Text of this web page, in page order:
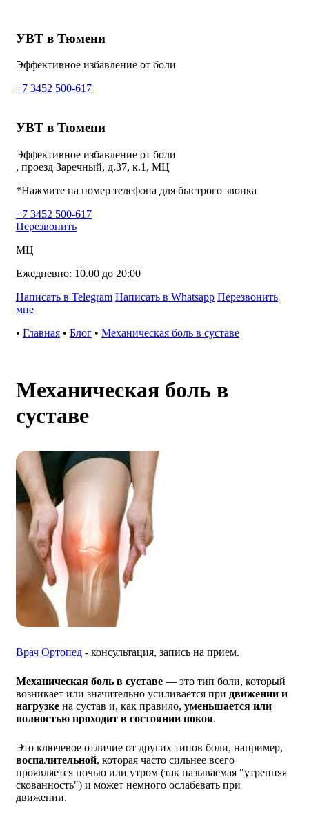
УВТ в Тюмени
Эффективное избавление от боли
+7 3452 500-617
УВТ в Тюмени
Эффективное избавление от боли
, проезд Заречный, д.37, к.1, МЦ
*Нажмите на номер телефона для быстрого звонка
+7 3452 500-617
Перезвонить
МЦ
Ежедневно: 10.00 до 20:00
Написать в Telegram Написать в Whatsapp Перезвонить
мне
• Главная • Блог • Механическая боль в суставе
Механическая боль в
суставе
Врач Ортопед - консультация, запись на прием.
Механическая боль в суставе — это тип боли, который
возникает или значительно усиливается при движении и
нагрузке на сустав и, как правило, уменьшается или
полностью проходит в состоянии покоя.
Это ключевое отличие от других типов боли, например,
воспалительной, которая часто сильнее всего
проявляется ночью или утром (так называемая "утренняя
скованность") и может немного ослабевать при
движении.